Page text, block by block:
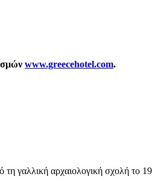
www.greecehotel.com.
γαλλική αρχαιολογική σχολή το